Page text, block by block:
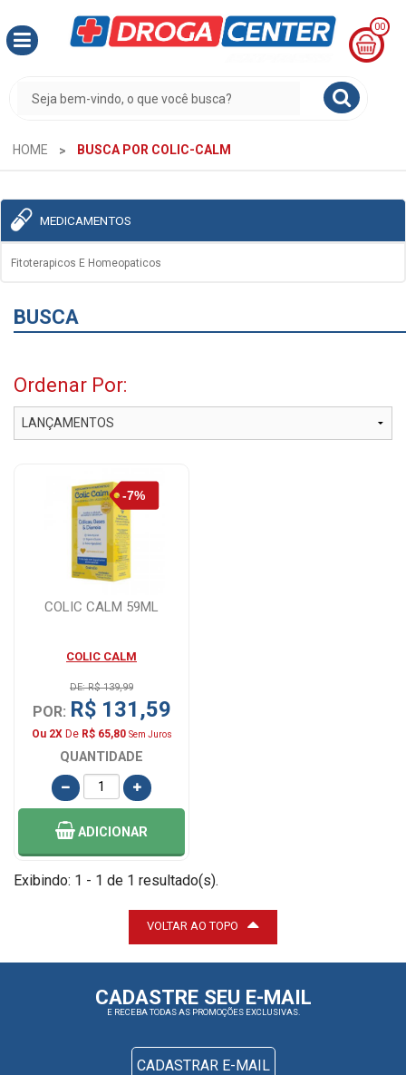
00
CESTA
R$
0,00
HOME BUSCA POR COLIC-CALM
MEDICAMENTOS
Fitoterapicos E Homeopaticos
BUSCA
Ordenar Por:
COLIC CALM 59ML
COLIC CALM
DE: R$ 139,99
POR: R$ 131,59
Ou 2XDe R$ 65,80 Sem Juros
QUANTIDADE
ADICIONAR
Exibindo: 1 - 1 de 1 resultado(s).
VOLTAR AO TOPO
CADASTRE SEU E-MAIL
E RECEBA TODAS AS PROMOÇÕES EXCLUSIVAS.
CADASTRAR E-MAIL